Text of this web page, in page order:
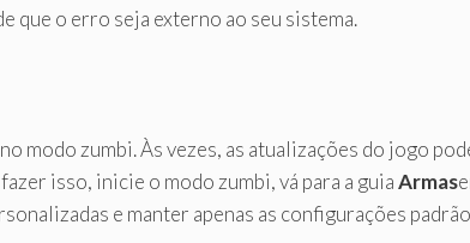
que o erro seja externo ao seu sistema.
no modo zumbi. Às vezes, as atualizações do jogo
isso, inicie o modo zumbi, vá para a guiaArmas
e manter apenas as configurações